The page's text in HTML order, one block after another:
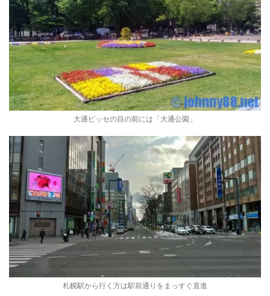
大通ビッセの目の前には「大通公園」
札幌駅から行く方は駅前通りをまっすぐ直進